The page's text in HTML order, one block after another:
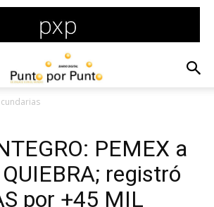
PEMEX a
registró
por +45 MIL